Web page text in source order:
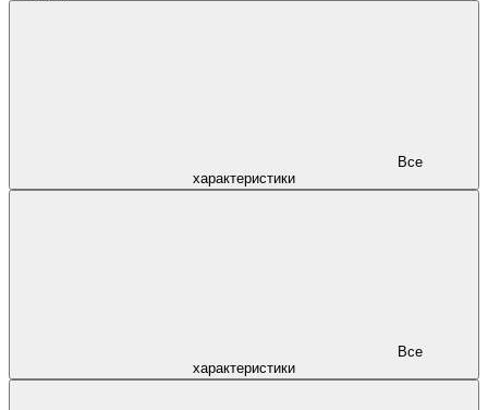
характеристики
характеристики